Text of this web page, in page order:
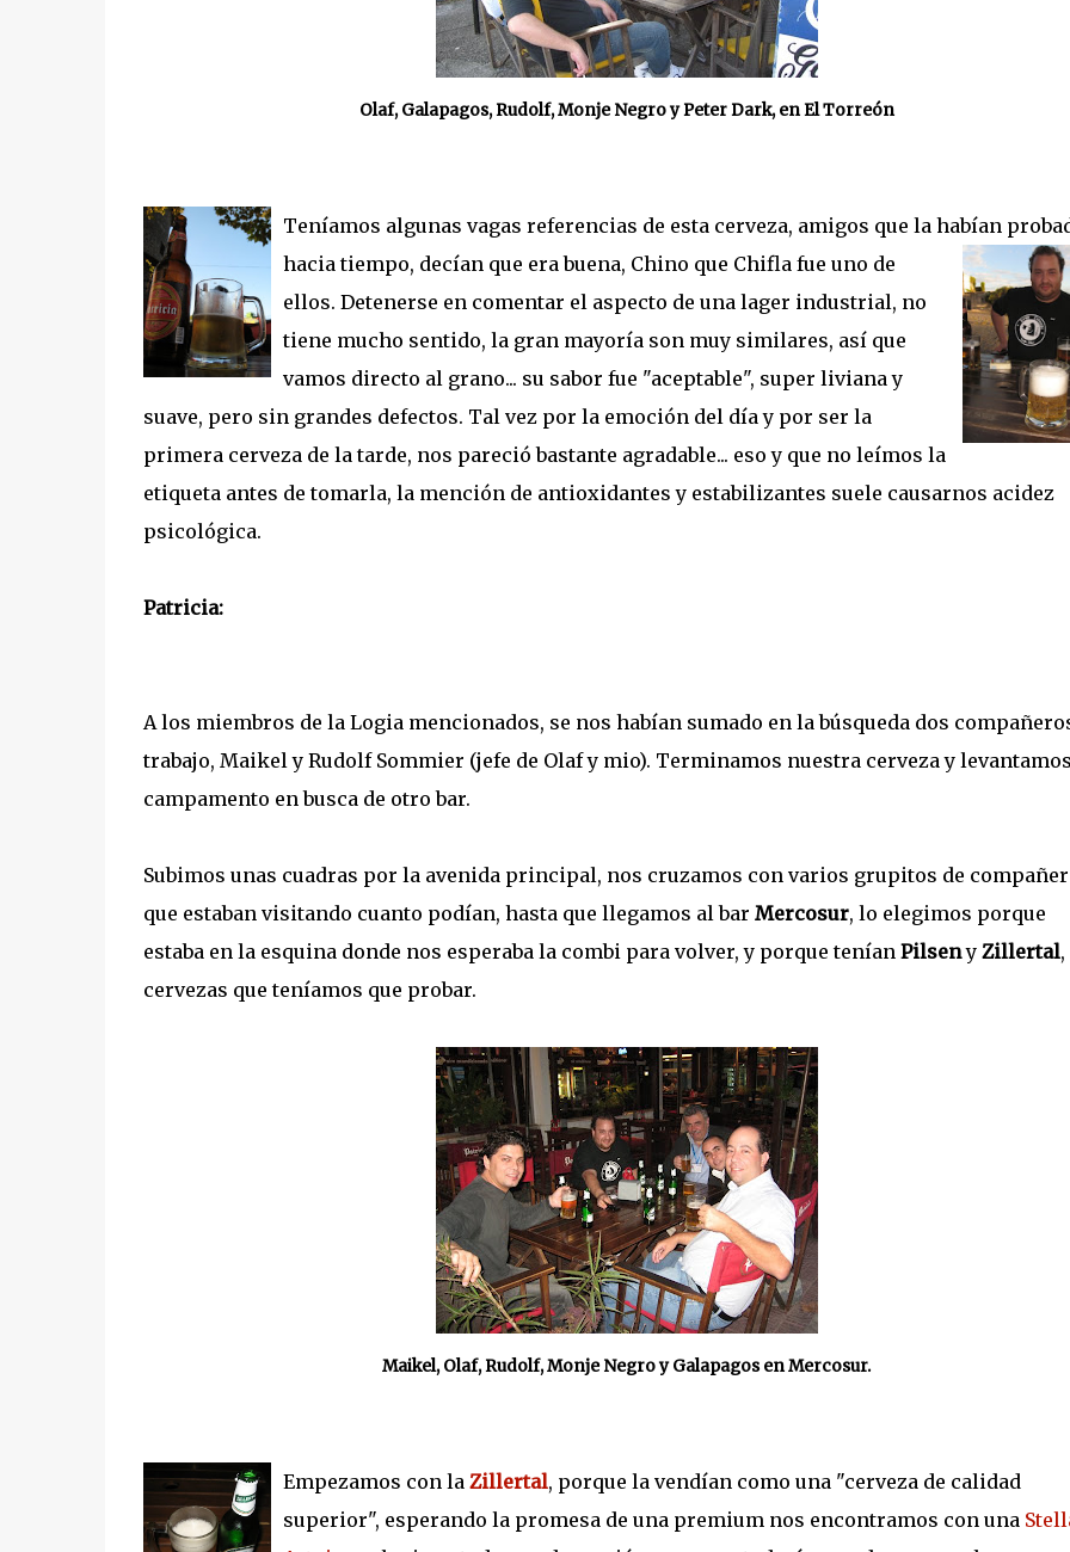
Olaf, Galapagos, Rudolf, Monje Negro y Peter Dark, en El Torreón
Teníamos algunas vagas referencias de esta cerveza, amigos que la habían
hacia tiempo, decían que era buena, Chino que Chifla fue uno de
ellos. Detenerse en comentar el aspecto de una lager industrial, no
tiene mucho sentido, la gran mayoría son muy similares, así que
vamos directo al grano... su sabor fue "aceptable", super liviana y
suave, pero sin grandes defectos. Tal vez por la emoción del día y por ser la
primera cerveza de la tarde, nos pareció bastante agradable... eso y que no leímos la
etiqueta antes de tomarla, la mención de antioxidantes y estabilizantes suele causarnos acidez
psicológica.
Patricia:
A los miembros de la Logia mencionados, se nos habían sumado en la búsqueda dos
trabajo, Maikel y Rudolf Sommier (jefe de Olaf y mio). Terminamos nuestra cerveza y
campamento en busca de otro bar.
Subimos unas cuadras por la avenida principal, nos cruzamos con varios grupitos de
que estaban visitando cuanto podían, hasta que llegamos al bar Mercosur, lo elegimos porque
estaba en la esquina donde nos esperaba la combi para volver, y porque tenían Pilseny Zillertal,
cervezas que teníamos que probar.
Maikel, Olaf, Rudolf, Monje Negro y Galapagos en Mercosur.
Empezamos con la Zillertal, porque la vendían como una "cerveza de calidad
superior", esperando la promesa de una premium nos encontramos con una